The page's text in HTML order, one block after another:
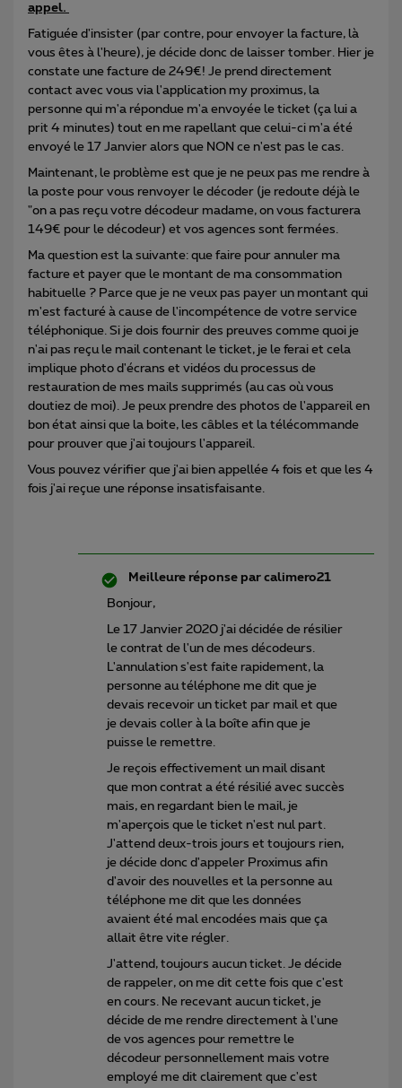
appel.
Fatiguée d'insister (par contre, pour envoyer la facture, là
vous êtes à l'heure), je décide donc de laisser tomber. Hier je
constate une facture de 249€! Je prend directement
contact avec vous via l'application my proximus, la
personne qui m'a répondue m'a envoyée le ticket (ça lui a
prit 4 minutes) tout en me rapellant que celui-ci m'a été
envoyé le 17 Janvier alors que NON ce n'est pas le cas.
Maintenant, le problème est que je ne peux pas me rendre à
la poste pour vous renvoyer le décoder (je redoute déjà le
"on a pas reçu votre décodeur madame, on vous facturera
149€ pour le décodeur) et vos agences sont fermées.
Ma question est la suivante: que faire pour annuler ma
facture et payer que le montant de ma consommation
habituelle ? Parce que je ne veux pas payer un montant qui
m'est facturé à cause de l'incompétence de votre service
téléphonique. Si je dois fournir des preuves comme quoi je
n'ai pas reçu le mail contenant le ticket, je le ferai et cela
implique photo d'écrans et vidéos du processus de
restauration de mes mails supprimés (au cas où vous
doutiez de moi). Je peux prendre des photos de l'appareil en
bon état ainsi que la boite, les câbles et la télécommande
pour prouver que j'ai toujours l'appareil.
Vous pouvez vérifier que j'ai bien appellée 4 fois et que les 4
fois j'ai reçue une réponse insatisfaisante.
Meilleure réponse par calimero21
Bonjour,
Le 17 Janvier 2020 j'ai décidée de résilier
le contrat de l'un de mes décodeurs.
L'annulation s'est faite rapidement, la
personne au téléphone me dit que je
devais recevoir un ticket par mail et que
je devais coller à la boîte afin que je
puisse le remettre.
Je reçois effectivement un mail disant
que mon contrat a été résilié avec succès
mais, en regardant bien le mail, je
m'aperçois que le ticket n'est nul part.
J'attend deux-trois jours et toujours rien,
je décide donc d'appeler Proximus afin
d'avoir des nouvelles et la personne au
téléphone me dit que les données
avaient été mal encodées mais que ça
allait être vite régler.
J'attend, toujours aucun ticket. Je décide
de rappeler, on me dit cette fois que c'est
en cours. Ne recevant aucun ticket, je
décide de me rendre directement à l'une
de vos agences pour remettre le
décodeur personnellement mais votre
employé me dit clairement que c'est